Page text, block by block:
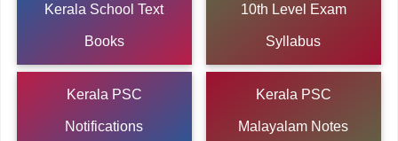
Kerala School Text
Books
10th Level Exam
Syllabus
Kerala PSC
Notifications
Kerala PSC
Malayalam Notes